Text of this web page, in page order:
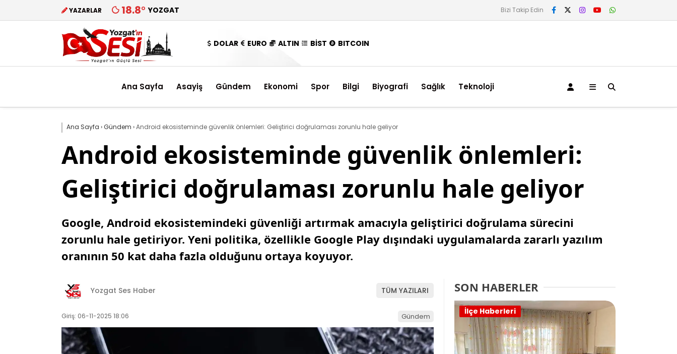
YAZARLAR 18.8° YOZGAT Bizi Takip Edin
DOLAR EURO ALTIN BİST BITCOIN
Ana Sayfa Asayiş Gündem Ekonomi Spor Bilgi Biyografi Sağlık Teknoloji
Ana Sayfa ›Gündem ›Android ekosisteminde güvenlik önlemleri: Geliştirici doğrulaması zorunlu hale geliyor
Android ekosisteminde güvenlik önlemleri:
Geliştirici doğrulaması zorunlu hale geliyor
Google, Android ekosistemindeki güvenliği artırmak amacıyla geliştirici doğrulama sürecini
zorunlu hale getiriyor. Yeni politika, özellikle Google Play dışındaki uygulamalarda zararlı yazılım
oranının 50 kat daha fazla olduğunu ortaya koyuyor.
Yozgat Ses Haber TÜM YAZILARI
Giriş: 06-11-2025 18:06 Gündem
SON HABERLER
İlçe Haberleri